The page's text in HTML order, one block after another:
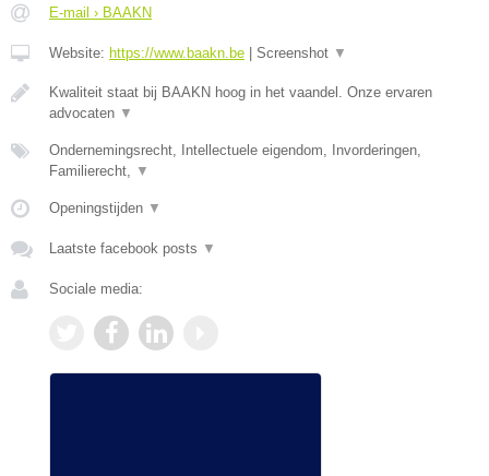
E-mail › BAAKN
Website: https://www.baakn.be Screenshot ▼
Kwaliteit staat bij BAAKN hoog in het vaandel. Onze ervaren
advocaten ▼
Ondernemingsrecht, Intellectuele eigendom, Invorderingen,
Familierecht, ▼
Openingstijden ▼
Laatste facebook posts ▼
Sociale media: